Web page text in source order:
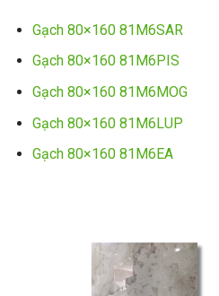
Gạch 80×160 81M6SAR
Gạch 80×160 81M6PIS
Gạch 80×160 81M6MOG
Gạch 80×160 81M6LUP
Gạch 80×160 81M6EA